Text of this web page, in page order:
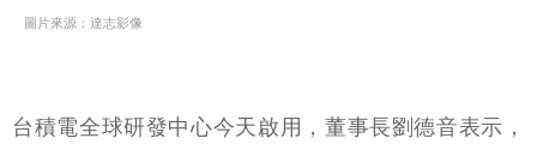
圖片來源：達志影像
台積電全球研發中心今天啟用，董事長劉德音表示，